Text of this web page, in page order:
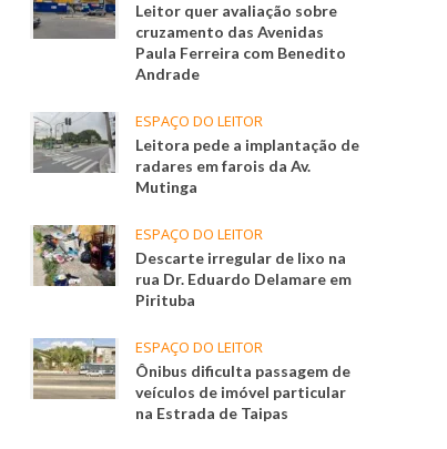
Leitor quer avaliação sobre
cruzamento das Avenidas
Paula Ferreira com Benedito
Andrade
ESPAÇO DO LEITOR
Leitora pede a implantação de
radares em farois da Av.
Mutinga
ESPAÇO DO LEITOR
Descarte irregular de lixo na
rua Dr. Eduardo Delamare em
Pirituba
ESPAÇO DO LEITOR
Ônibus dificulta passagem de
veículos de imóvel particular
na Estrada de Taipas